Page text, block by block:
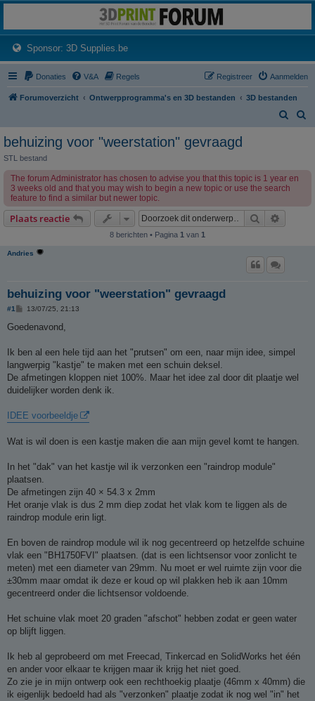
Het 3D print forum van de Benelux na de sluiting van 3dprintforum.nl
Sponsor: 3D Supplies.be(Opens a new tab)
Donaties V&A Regels Aanmelden
Registreer
Forumoverzicht Ontwerpprogramma's en 3D bestanden
3D bestanden
behuizing voor "weerstation" gevraagd
STL bestand
The forum Administrator has chosen to advise you that this topic is 1 year en
3 weeks old and that you may wish to begin a new topic or use the search
feature to find a similar but newer topic.
Plaats reactie Zoek
8 berichten • Pagina 1 van 1
Andries
behuizing voor "weerstation" gevraagd
#1
B
r
h
13/07/25, 21:13
Goedenavond,
Ik ben al een hele tijd aan het "prutsen" om een, naar mijn idee, simpel
langwerpig "kastje" te maken met een schuin deksel.
De afmetingen kloppen niet 100%. Maar het idee zal door dit plaatje wel
duidelijker worden denk ik.
IDEE voorbeeldje
Wat is wil doen is een kastje maken die aan mijn gevel komt te hangen.
In het "dak" van het kastje wil ik verzonken een "raindrop module"
plaatsen.
De afmetingen zijn 40 × 54.3 x 2mm
Het oranje vlak is dus 2 mm diep zodat het vlak kom te liggen als de
raindrop module erin ligt.
En boven de raindrop module wil ik nog gecentreerd op hetzelfde schuine
vlak een "BH1750FVI" plaatsen. (dat is een lichtsensor voor zonlicht te
meten) met een diameter van 29mm. Nu moet er wel ruimte zijn voor die
±30mm maar omdat ik deze er koud op wil plakken heb ik aan 10mm
gecentreerd onder die lichtsensor voldoende.
Het schuine vlak moet 20 graden "afschot" hebben zodat er geen water
op blijft liggen.
Ik heb al geprobeerd om met Freecad, Tinkercad en SolidWorks het één
en ander voor elkaar te krijgen maar ik krijg het niet goed.
Zo zie je in mijn ontwerp ook een rechthoekig plaatje (46mm x 40mm) die
ik eigenlijk bedoeld had als "verzonken" plaatje zodat ik nog wel "in" het